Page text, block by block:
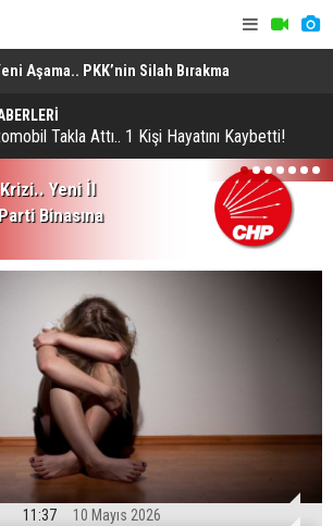
Aşama.. PKK’nin Silah Bırakma
“Çerçeve Yasa”na!
Takla Attı.. 1 Kişi Hayatını Kaybetti!
Yeni İl
Binasına
1 2 3 4 5 6 7
11:37 10 Mayıs 2026